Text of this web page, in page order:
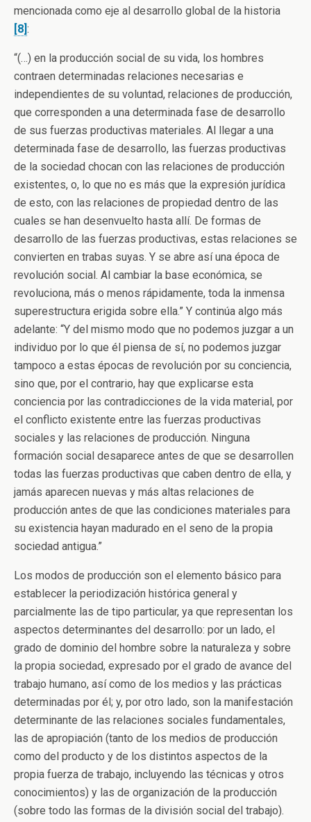
mencionada como eje al desarrollo global de la historia
[8]:
“(…) en la producción social de su vida, los hombres
contraen determinadas relaciones necesarias e
independientes de su voluntad, relaciones de producción,
que corresponden a una determinada fase de desarrollo
de sus fuerzas productivas materiales. Al llegar a una
determinada fase de desarrollo, las fuerzas productivas
de la sociedad chocan con las relaciones de producción
existentes, o, lo que no es más que la expresión jurídica
de esto, con las relaciones de propiedad dentro de las
cuales se han desenvuelto hasta allí. De formas de
desarrollo de las fuerzas productivas, estas relaciones se
convierten en trabas suyas. Y se abre así una época de
revolución social. Al cambiar la base económica, se
revoluciona, más o menos rápidamente, toda la inmensa
superestructura erigida sobre ella.” Y continúa algo más
adelante: “Y del mismo modo que no podemos juzgar a un
individuo por lo que él piensa de sí, no podemos juzgar
tampoco a estas épocas de revolución por su conciencia,
sino que, por el contrario, hay que explicarse esta
conciencia por las contradicciones de la vida material, por
el conflicto existente entre las fuerzas productivas
sociales y las relaciones de producción. Ninguna
formación social desaparece antes de que se desarrollen
todas las fuerzas productivas que caben dentro de ella, y
jamás aparecen nuevas y más altas relaciones de
producción antes de que las condiciones materiales para
su existencia hayan madurado en el seno de la propia
sociedad antigua.”
Los modos de producción son el elemento básico para
establecer la periodización histórica general y
parcialmente las de tipo particular, ya que representan los
aspectos determinantes del desarrollo: por un lado, el
grado de dominio del hombre sobre la naturaleza y sobre
la propia sociedad, expresado por el grado de avance del
trabajo humano, así como de los medios y las prácticas
determinadas por él; y, por otro lado, son la manifestación
determinante de las relaciones sociales fundamentales,
las de apropiación (tanto de los medios de producción
como del producto y de los distintos aspectos de la
propia fuerza de trabajo, incluyendo las técnicas y otros
conocimientos) y las de organización de la producción
(sobre todo las formas de la división social del trabajo).